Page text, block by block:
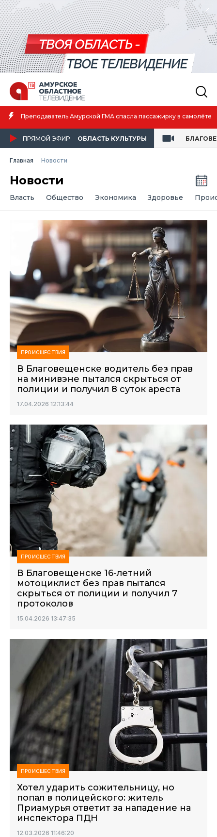
Амурская спортсменка выиграла первенство России по лёгкой
атлетике
ПРЯМОЙ ЭФИР ОБЛАСТЬ КУЛЬТУРЫ
Главная Новости
Новости
Власть Общество Экономика Здоровье
ПРОИСШЕСТВИЯ
В Благовещенске водитель без прав
на минивэне пытался скрыться от
полиции и получил 8 суток ареста
17.04.2026 12:13:44
ПРОИСШЕСТВИЯ
В Благовещенске 16-летний
мотоциклист без прав пытался
скрыться от полиции и получил 7
протоколов
15.04.2026 13:47:35
ПРОИСШЕСТВИЯ
Хотел ударить сожительницу, но
попал в полицейского: житель
Приамурья ответит за нападение на
инспектора ПДН
12.03.2026 11:46:20